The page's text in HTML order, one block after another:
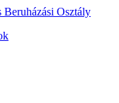
Beruházási Osztály